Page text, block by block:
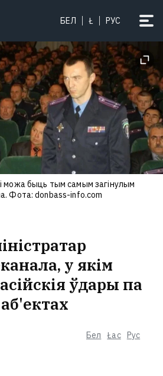
БЕЛ Ł РУС
Бел Łac Рус
у якім
ўдары па
можа быць тым самым загінулым
Фота: donbass-info.com
зноў пачнуцца
яны ўжо не
мірнымі, як у
перастаў
Лукашэнкі
29
якога шукалі
маёра
на дні